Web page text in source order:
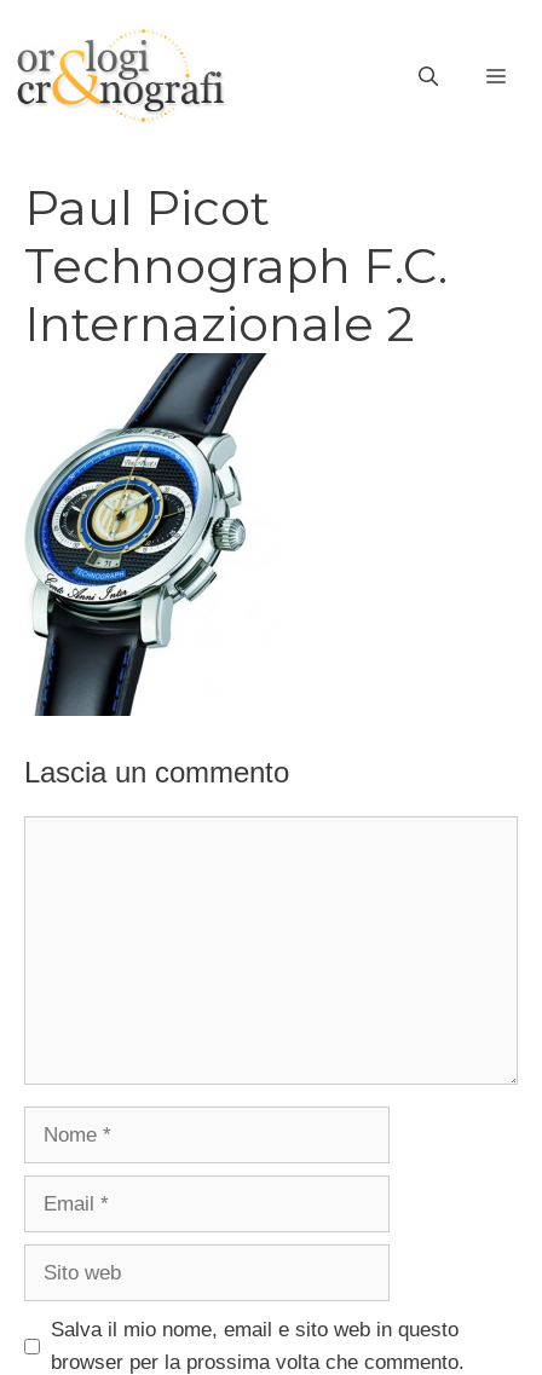
contenuto
Paul Picot
Technograph F.C.
Internazionale 2
Lascia un commento
Nome
Email
Sito
Salva il mio nome, email e sito web in questo
browser per la prossima volta che commento.